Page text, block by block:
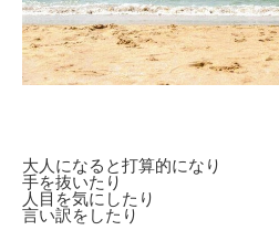
大人になると打算的になり
手を抜いたり
人目を気にしたり
言い訳をしたり